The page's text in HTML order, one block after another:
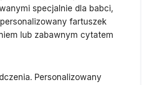
specjalnie dla babci,
fartuszek
lub zabawnym cytatem
Personalizowany